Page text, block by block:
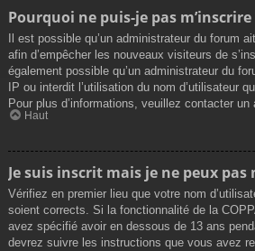
Pourquoi ne puis-je pas m’inscrire
Il est possible qu’un administrateur du forum
afin d’empêcher les nouveaux visiteurs de
également possible qu’un administrateur du
IP ou interdit l’utilisation du nom d’utilisateur
Pour plus d’informations, veuillez contacter un
Haut
Je suis inscrit mais je ne peux pas
Vérifiez en premier lieu que votre nom
soient corrects. Si la fonctionnalité de la
avez spécifié avoir en dessous de 13 ans
devrez suivre les instructions que vous avez